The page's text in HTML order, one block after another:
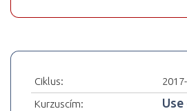
Ciklus:
Kurzuscím: